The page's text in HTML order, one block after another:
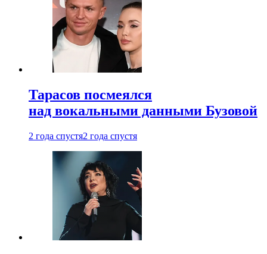
Тарасов посмеялся
над вокальными данными Бузовой
2 года спустя2 года спустя